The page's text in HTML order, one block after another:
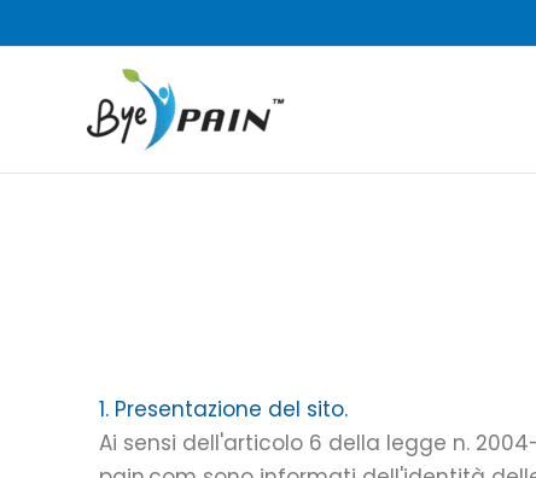
al
1. Presentazione del sito.
Ai sensi dell'articolo 6 della legge n.